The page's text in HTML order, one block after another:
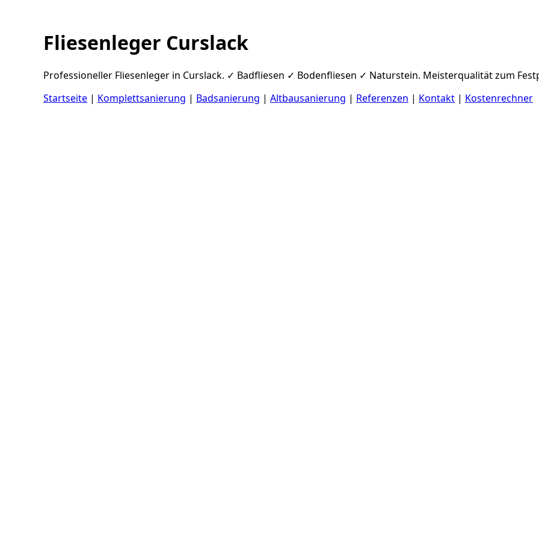
Fliesenleger Curslack
Professioneller Fliesenleger in Curslack. ✓ Badfliesen ✓ Bodenfliesen ✓ Naturstein. Meisterqualität zum
Startseite | Komplettsanierung | Badsanierung | Altbausanierung | Referenzen | Kontakt | Kostenrechner